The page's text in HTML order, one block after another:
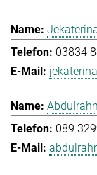
03834
089